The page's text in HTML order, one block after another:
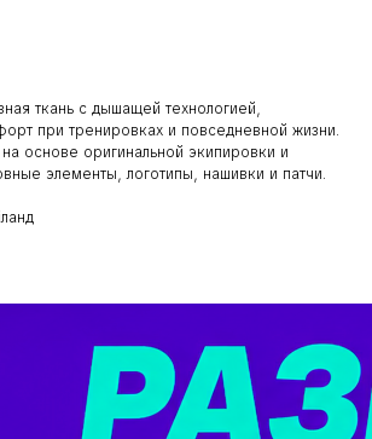
ткань с дышащей технологией,
при тренировках и повседневной жизни.
основе оригинальной экипировки и
элементы, логотипы, нашивки и патчи.